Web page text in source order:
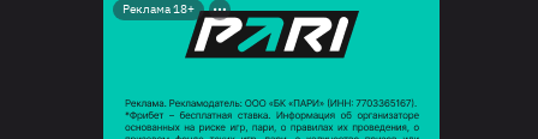
Реклама 18+